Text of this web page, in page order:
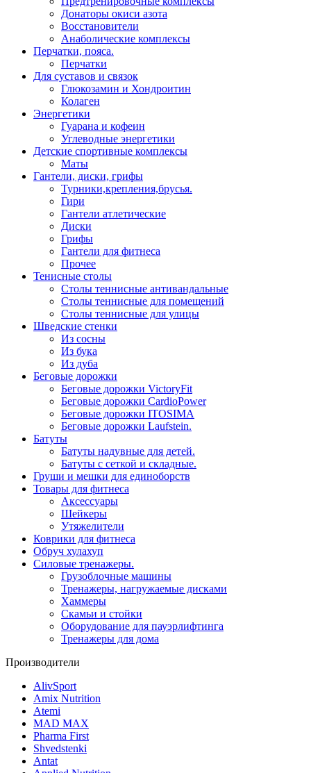
Донаторы окиси азота
Восстановители
Анаболические комплексы
Перчатки, пояса.
Перчатки
Для суставов и связок
Глюкозамин и Хондроитин
Колаген
Энергетики
Гуарана и кофеин
Углеводные энергетики
Детские спортивные комплексы
Маты
Гантели, диски, грифы
Турники,крепления,брусья.
Гири
Гантели атлетические
Диски
Грифы
Гантели для фитнеса
Прочее
Тенисные столы
Столы теннисные антивандальные
Столы теннисные для помещений
Столы теннисные для улицы
Шведские стенки
Из сосны
Из бука
Из дуба
Беговые дорожки
Беговые дорожки VictoryFit
Беговые дорожки CardioPower
Беговые дорожки ITOSIMA
Беговые дорожки Laufstein.
Батуты
Батуты надувные для детей.
Батуты с сеткой и складные.
Груши и мешки для единоборств
Товары для фитнеса
Aксессуары
Шейкеры
Утяжелители
Коврики для фитнеса
Обруч хулахуп
Силовые тренажеры.
Грузоблочные машины
Тренажеры, нагружаемые дисками
Хаммеры
Скамьи и стойки
Оборудование для пауэрлифтинга
Тренажеры для дома
Производители
AlivSport
Amix Nutrition
Atemi
MAD MAX
Pharma First
Shvedstenki
Antat